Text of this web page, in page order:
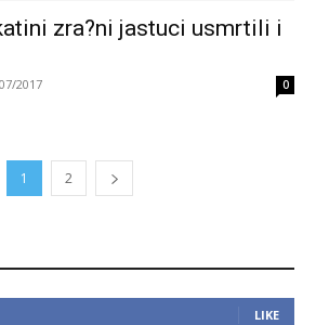
zra?ni jastuci usmrtili i
2017 0
1 2
LIKE